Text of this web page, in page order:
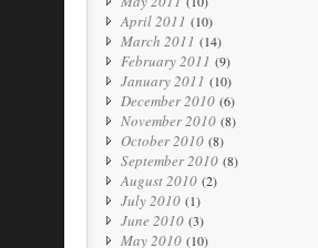
April 2011 (10)
March 2011 (14)
February 2011 (9)
January 2011 (10)
December 2010 (6)
November 2010 (8)
October 2010 (8)
September 2010 (8)
August 2010 (2)
July 2010 (1)
June 2010 (3)
May 2010 (10)